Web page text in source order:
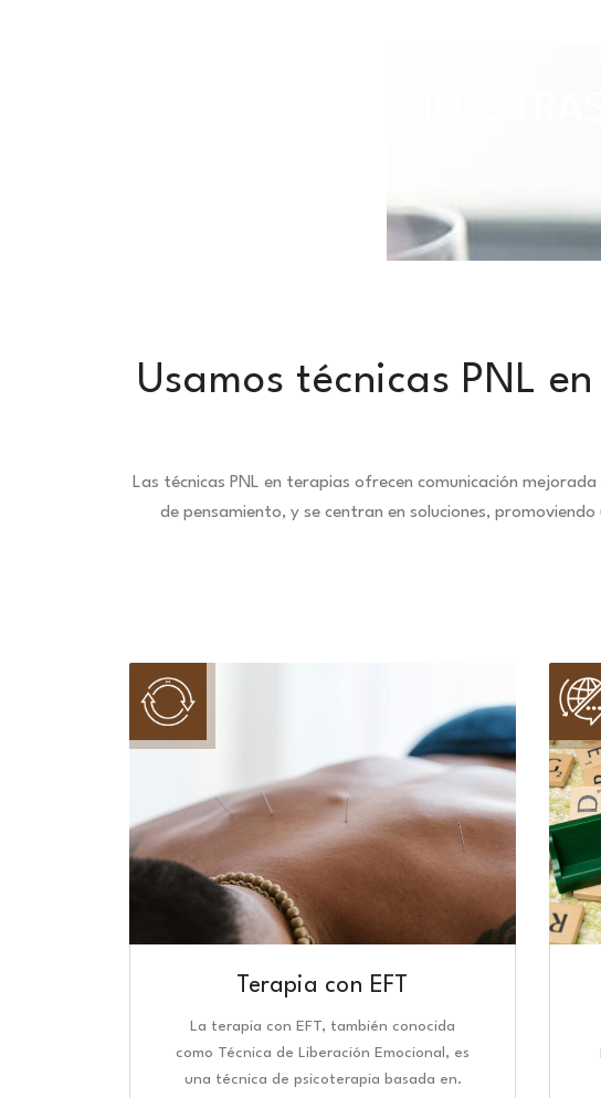
TODAS
Usamos técnicas PNL
Las técnicas PNL en terapias ofrecen comunicación
de pensamiento, y se centran en soluciones,
Terapia con EFT
La terapia con EFT, también conocida
como Técnica de Liberación Emocional, es
una técnica de psicoterapia basada en.